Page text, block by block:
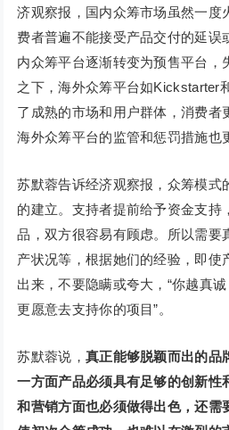
济观察报，国内众筹市场虽然一度
费者普遍不能接受产品交付的延误
内众筹平台逐渐转变为预售平台，
之下，海外众筹平台如Kickstarter
了成熟的市场和用户群体，消费者
海外众筹平台的监管和惩罚措施也
苏默蓉告诉经济观察报，众筹模式
的建立。支持者提前给予资金支持
品，双方很容易有顾虑。所以需要
产状况等，根据她们的经验，即使
出来，不要隐瞒或夸大，“你越真
更愿意去支持你的项目”。
苏默蓉说， 真正能够脱颖而出的品
一方面产品必须具有足够的创新性
和营销方面也必须做得出色，还需